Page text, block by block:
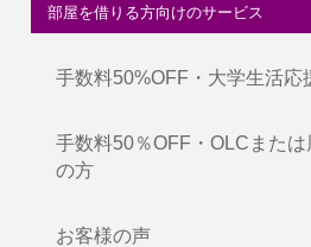
部屋を借りる方向けのサービス
手数料50%OFF・大学生活応
手数料50％OFF・OLCまた
の方
お客様の声